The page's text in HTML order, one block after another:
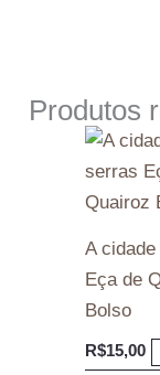
Produtos
A
Eça de
Bolso
R$15,00